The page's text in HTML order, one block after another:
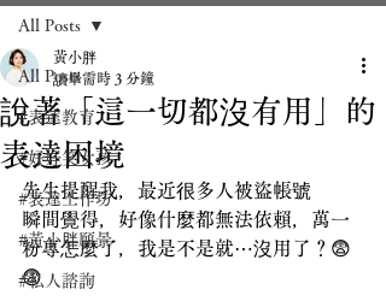
All Posts
#表達教育
#好好笑女孩
#表達工作坊
#黃小胖願景
#私人諮詢
All Posts
說著「這一切都沒有用」的
表達困境
黃小胖
讀畢需時 3 分鐘
先生提醒我，最近很多人被盜帳號
瞬間覺得，好像什麼都無法依賴，萬一
粉專怎麼了，我是不是就⋯沒用了？😨
😨